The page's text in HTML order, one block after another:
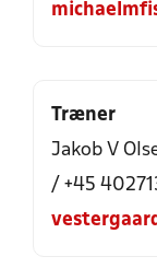
Træner
Jakob V
/ +45